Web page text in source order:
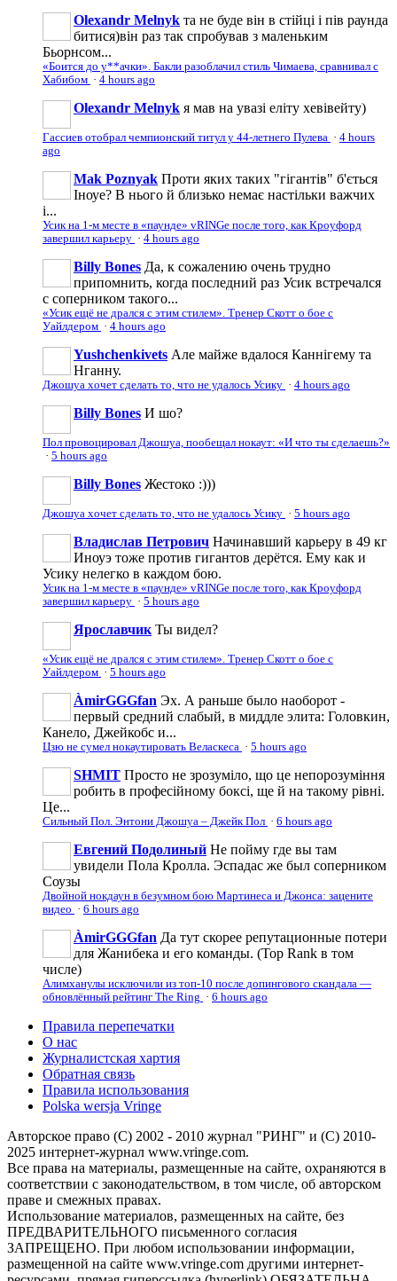
Olexandr Melnyk та не буде він в стійці і пів раунда
битися)він раз так спробував з маленьким
Бьорнсом...
«Боится до у**ачки». Бакли разоблачил стиль Чимаева, сравнивал с
Хабибом · 4 hours ago
Olexandr Melnyk я мав на увазі еліту хевівейту)
Гассиев отобрал чемпионский титул у 44-летнего Пулева · 4 hours
ago
Mak Poznyak Проти яких таких "гігантів" б'ється
Іноуе? В нього й близько немає настільки важчих
і...
Усик на 1-м месте в «паунде» vRINGe после того, как Кроуфорд
завершил карьеру · 4 hours ago
Billy Bones Да, к сожалению очень трудно
припомнить, когда последний раз Усик встречался
с соперником такого...
«Усик ещё не дрался с этим стилем». Тренер Скотт о бое с
Уайлдером · 4 hours ago
Yushchenkivets Але майже вдалося Каннігему та
Нганну.
Джошуа хочет сделать то, что не удалось Усику · 4 hours ago
Billy Bones И шо?
Пол провоцировал Джошуа, пообещал нокаут: «И что ты сделаешь?»
· 5 hours ago
Billy Bones Жестоко :)))
Джошуа хочет сделать то, что не удалось Усику · 5 hours ago
Владислав Петрович Начинавший карьеру в 49 кг
Иноуэ тоже против гигантов дерётся. Ему как и
Усику нелегко в каждом бою.
Усик на 1-м месте в «паунде» vRINGe после того, как Кроуфорд
завершил карьеру · 5 hours ago
Ярославчик Ты видел?
«Усик ещё не дрался с этим стилем». Тренер Скотт о бое с
Уайлдером · 5 hours ago
ÀmirGGGfan Эх. А раньше было наоборот -
первый средний слабый, в миддле элита: Головкин,
Канело, Джейкобс и...
Цзю не сумел нокаутировать Веласкеса · 5 hours ago
SHMIT Просто не зрозуміло, що це непорозуміння
робить в професійному боксі, ще й на такому рівні.
Це...
Сильный Пол. Энтони Джошуа – Джейк Пол · 6 hours ago
Евгений Подолиный Не пойму где вы там
увидели Пола Кролла. Эспадас же был соперником
Соузы
Двойной нокдаун в безумном бою Мартинеса и Джонса: зацените
видео · 6 hours ago
ÀmirGGGfan Да тут скорее репутационные потери
для Жанибека и его команды. (Top Rank в том
числе)
Алимханулы исключили из топ-10 после допингового скандала —
обновлённый рейтинг The Ring · 6 hours ago
Правила перепечатки
О нас
Журналистская хартия
Обратная связь
Правила использования
Polska wersja Vringe
Авторское право (С) 2002 - 2010 журнал "РИНГ" и (С) 2010-
2025 интернет-журнал www.vringe.com.
Все права на материалы, размещенные на сайте, охраняются в
соответствии с законодательством, в том числе, об авторском
праве и смежных правах.
Использование материалов, размещенных на сайте, без
ПРЕДВАРИТЕЛЬНОГО письменного согласия
ЗАПРЕЩЕНО. При любом использовании информации,
размещенной на сайте www.vringe.com другими интернет-